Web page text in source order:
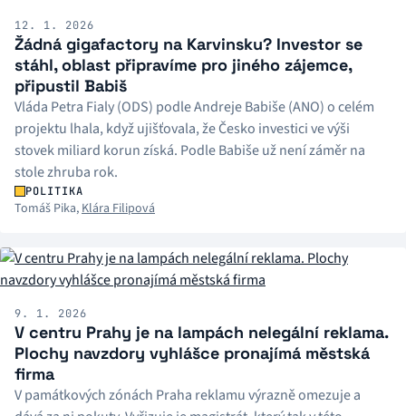
12. 1. 2026
Žádná gigafactory na Karvinsku? Investor se
stáhl, oblast připravíme pro jiného zájemce,
připustil Babiš
Vláda Petra Fialy (ODS) podle Andreje Babiše (ANO) o celém
projektu lhala, když ujišťovala, že Česko investici ve výši
stovek miliard korun získá. Podle Babiše už není záměr na
stole zhruba rok.
POLITIKA
Tomáš Pika, Klára Filipová
9. 1. 2026
V centru Prahy je na lampách nelegální reklama.
Plochy navzdory vyhlášce pronajímá městská
firma
V památkových zónách Praha reklamu výrazně omezuje a